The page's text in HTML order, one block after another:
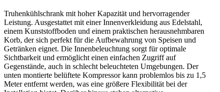
Truhenkühlschrank mit hoher Kapazität und hervorragender
Leistung. Ausgestattet mit einer Innenverkleidung aus Edelstahl,
einem Kunststoffboden und einem praktischen herausnehmbaren
Korb, der sich perfekt für die Aufbewahrung von Speisen und
Getränken eignet. Die Innenbeleuchtung sorgt für optimale
Sichtbarkeit und ermöglicht einen einfachen Zugriff auf
Gegenstände, auch in schlecht beleuchteten Umgebungen. Der
unten montierte belüftete Kompressor kann problemlos bis zu 1,5
Meter entfernt werden, was eine größere Flexibilität bei der